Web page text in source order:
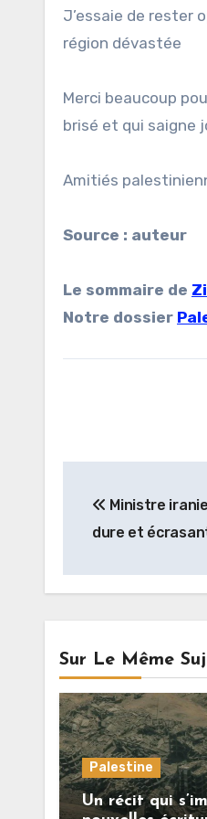
J’essaie de rester
région dévastée
Merci beaucoup
brisé et qui saigne
Amitiés
Source : auteur
Le sommaire de
Notre dossier
de
Ministre
dure et
Sur Le Même
Palestine
Un récit qui